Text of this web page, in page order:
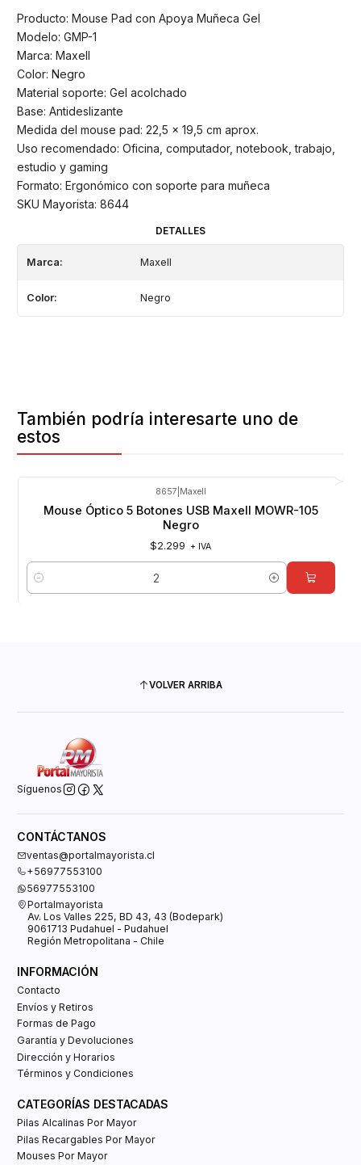
Producto: Mouse Pad con Apoya Muñeca Gel
Modelo: GMP-1
Marca: Maxell
Color: Negro
Material soporte: Gel acolchado
Base: Antideslizante
Medida del mouse pad: 22,5 x 19,5 cm aprox.
Uso recomendado: Oficina, computador, notebook, trabajo,
estudio y gaming
Formato: Ergonómico con soporte para muñeca
SKU Mayorista: 8644
DETALLES
Marca: Maxell
Color: Negro
También podría interesarte uno de
estos
8657 Maxell
Mouse Óptico 5 Botones USB Maxell MOWR-105
Negro
$2.299 + IVA
Cantidad
VOLVER ARRIBA
Síguenos
CONTÁCTANOS
ventas@portalmayorista.cl
+56977553100
56977553100
Portalmayorista
Av. Los Valles 225, BD 43, 43 (Bodepark)
9061713 Pudahuel - Pudahuel
Región Metropolitana - Chile
INFORMACIÓN
Contacto
Envíos y Retiros
Formas de Pago
Garantía y Devoluciones
Dirección y Horarios
Términos y Condiciones
CATEGORÍAS DESTACADAS
Pilas Alcalinas Por Mayor
Pilas Recargables Por Mayor
Mouses Por Mayor